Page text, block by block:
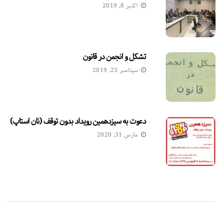
اکتبر 8, 2019
تشکل و انجمن در قانون
سپتامبر 23, 2019
دعوت به سیزدهمین رویداد بدون توقف (نان استاپ)
مارس 31, 2020